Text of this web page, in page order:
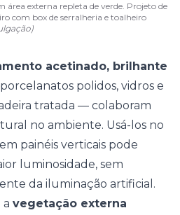
área externa repleta de verde. Projeto de
com box de serralheria e toalheiro
acetinado, brilhante
porcelanatos polidos, vidros e
tratada — colaboram
no ambiente. Usá-los no
painéis verticais pode
luminosidade, sem
da iluminação artificial.
a vegetação externa